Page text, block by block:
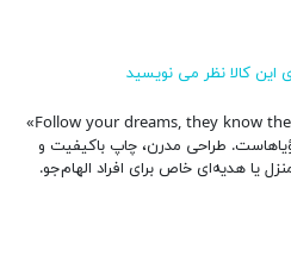
این کالا نظر می نویسید
تابلو لاتین مسیر نورانی، با جمله «Follow your dreams, they know the way»
رؤیاهاست. طراحی مدرن، چاپ باکیفیت و
یا هدیه‌ای خاص برای افراد الهام‌جو.